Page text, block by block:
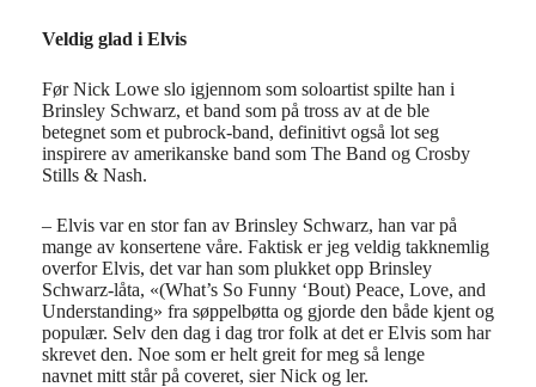
Veldig glad i Elvis
Før Nick Lowe slo igjennom som soloartist spilte han i
Brinsley Schwarz, et band som på tross av at de ble
betegnet som et pubrock-band, definitivt også lot seg
inspirere av amerikanske band som The Band og Crosby
Stills & Nash.
– Elvis var en stor fan av Brinsley Schwarz, han var på
mange av konsertene våre. Faktisk er jeg veldig takknemlig
overfor Elvis, det var han som plukket opp Brinsley
Schwarz-låta, «(What’s So Funny ‘Bout) Peace, Love, and
Understanding» fra søppelbøtta og gjorde den både kjent og
populær. Selv den dag i dag tror folk at det er Elvis som har
skrevet den. Noe som er helt greit for meg så lenge
navnet mitt står på coveret, sier Nick og ler.